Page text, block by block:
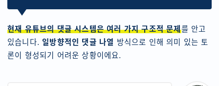
현재 유튜브의 댓글 시스템은 여러 가지 구조적 문제를 안고
있습니다.일방향적인 댓글 나열 방식으로 인해 의미 있는 토
론이 형성되기 어려운 상황이에요.